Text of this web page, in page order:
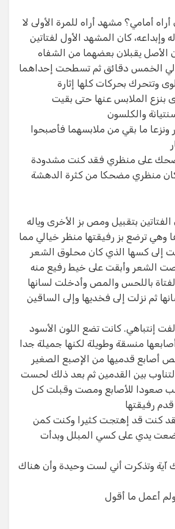
أمامي؟ مشهد أراه للمرة الأولى لا
كان المشهد الأول لفتاتين
الأصل يقبلان بعضهما من الشفاه
الخمس دقائق ثم تسطحت إحداهما
وتتحرك بحركات كلها إثارة
بنزع الملابس عنها حتى بقيت
والكلسون
ونزعا ما بقي من ملابسهما فأصبحوا
على منظري فقد كنت مشدودة
كان منظري مضحكا من كثرة الدهشة
بتقبيل ومص بز الأخرى وياله
وهي ترضع بز رفيقتها منظر خيالي مما
إلى كسها الذي كان محلوق الشعر
الشعر وأبقت على خيط رفيع منه
باللحس والمص وأدخلت لسانها
ثم نزلت إلى فخديها وإلى الساقين
إنتباهي. كانت تضع اللون الأسود
منسقة وطويلة لكنها جميلة جدا
أصابع قدميها من الإصبع الصغير
بين القدمين ثم بعد ذلك لحست
صعودا للأصابع ومصت وقبلت كل
رفيقتها
فقد كنت قد إهتجت كثيرا وكنت كمن
يدي على كسي المبلل وبدأت
وتذكرت أني لست وحيدة وأن هناك
أعمل ما أقول